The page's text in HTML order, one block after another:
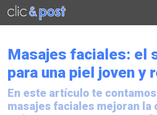
Saltar
contenido
Masajes faciales: el
para una piel joven y
En este artículo te
masajes faciales mejoran la